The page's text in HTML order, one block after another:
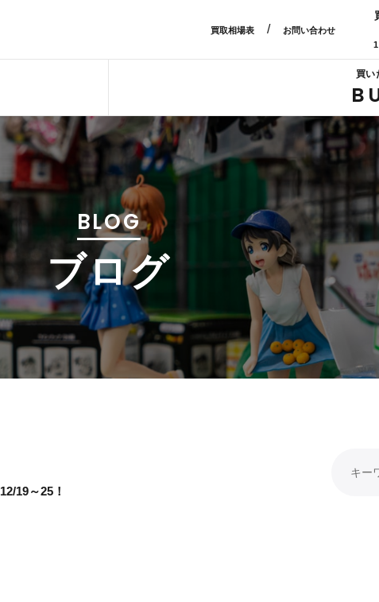
買取相場表/ お問い合わせ
買い
BLOG
ブログ
19～25！